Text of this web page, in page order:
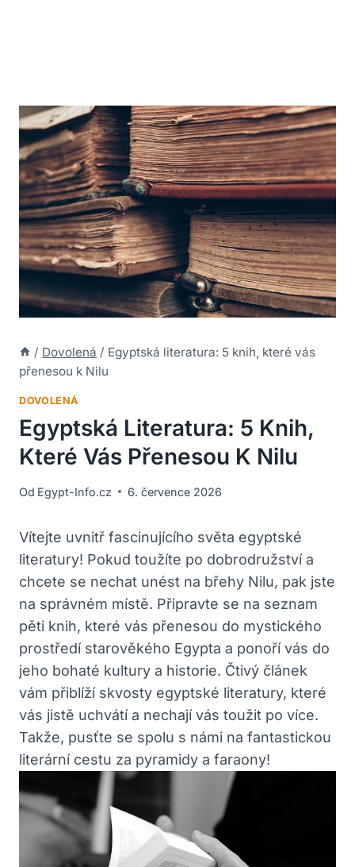
/ Dovolená / Egyptská literatura: 5 knih, které vás
přenesou k Nilu
DOVOLENÁ
Egyptská Literatura: 5 Knih,
Které Vás Přenesou K Nilu
Od Egypt-Info.cz 6. července 2026
Vítejte uvnitř fascinujícího světa egyptské
literatury! Pokud toužíte po dobrodružství a
chcete se nechat unést na břehy Nilu, pak jste
na správném místě. Připravte se na seznam
pěti knih, které vás přenesou do mystického
prostředí starověkého Egypta a ponoří vás do
jeho bohaté kultury a historie. Čtivý článek
vám přiblíží skvosty egyptské literatury, které
vás jistě uchvátí a nechají vás toužit po více.
Takže, pusťte se spolu s námi na fantastickou
literární cestu za pyramidy a faraony!